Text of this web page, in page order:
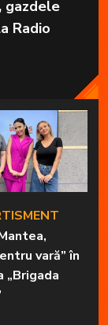
gazdele
Radio
vară” în
„Brigada